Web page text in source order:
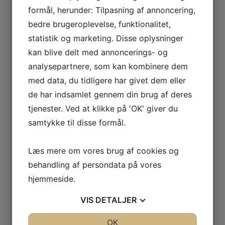
Trænere:
Hannah Morthorst
Line Nielsen
Turbodrenge
Redigeret d. 02.08.2026
Turbodrenge er for alle drenge i alderen fra 0.-3.
klasse.
Turbo drenge er lige noget for dig, hvis du brænder
Hver mandag eftermiddag fra 16.00 - 17.00 vil vi
give den gas i Dejbjerglund Hallen, med en masse
spring, godt humør og plads til alle. Medbring
- Vi glæder os til at se jer, til en god springtræning.
Pædagogerne i SFO i Stauning er behjælpelige
formål, herunder: Tilpasning af annoncering,
bedre brugeroplevelse, funktionalitet,
statistik og marketing. Disse oplysninger
kan blive delt med annoncerings- og
analysepartnere, som kan kombinere dem
med data, du tidligere har givet dem eller
de har indsamlet gennem din brug af deres
tjenester. Ved at klikke på 'OK' giver du
samtykke til disse formål.
Læs mere om vores brug af cookies og
behandling af persondata på vores
hjemmeside.
VIS DETALJER
OK